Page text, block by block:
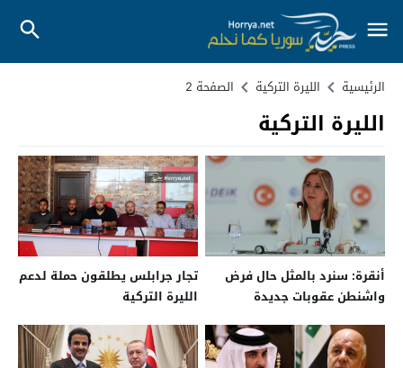
الرئيسية الليرة التركية الصفحة 2
الليرة التركية
أنقرة: سنرد بالمثل حال فرض
واشنطن عقوبات جديدة
تجار جرابلس يطلقون حملة لدعم
الليرة التركية